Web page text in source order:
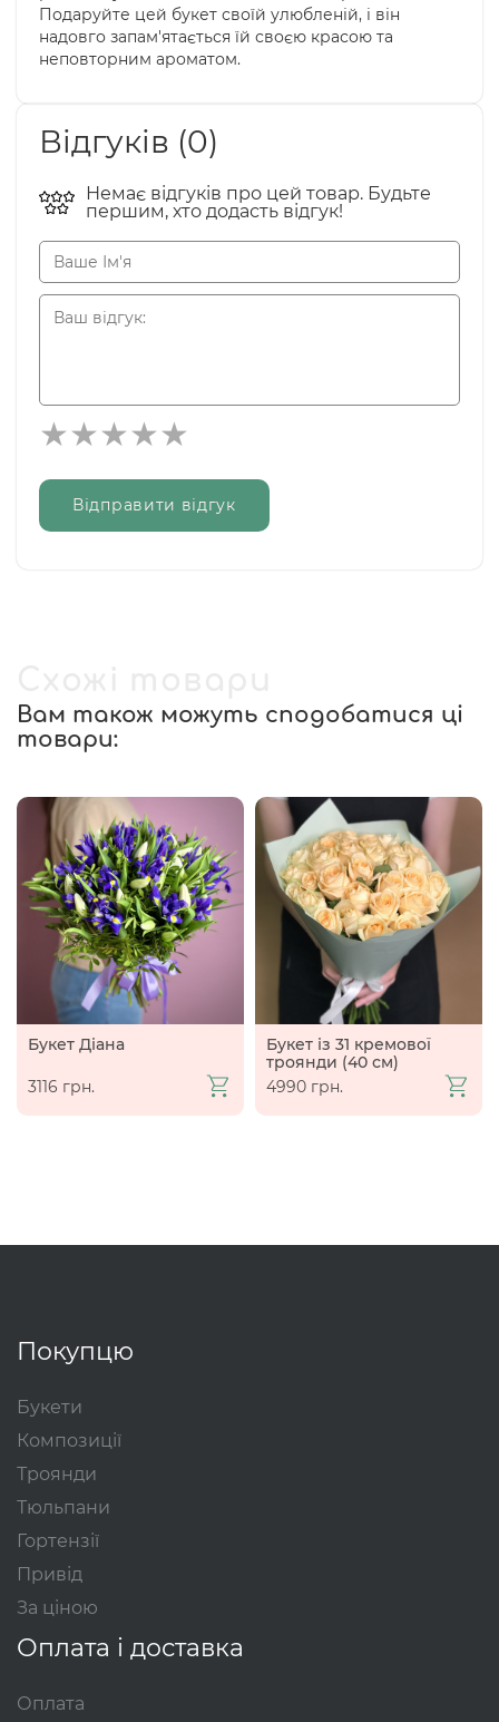
Подаруйте цей букет своїй улюбленій, і він
надовго запам'ятається їй своєю красою та
неповторним ароматом.
Відгуків (0)
Немає відгуків про цей товар. Будьте
першим, хто додасть відгук!
Відправити відгук
Вам також можуть сподобатися ці
товари:
Букет Діана
3116 грн.
Букет із 31 кремової
троянди (40 см)
4990 грн.
Покупцю
Букети
Композиції
Троянди
Тюльпани
Гортензії
Привід
За ціною
Оплата і доставка
Оплата